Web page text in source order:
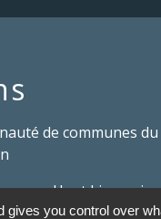
de communes
en Haut Limousin
gives you control over